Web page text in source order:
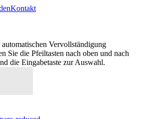
Kontakt
Vervollständigung
Sie die Pfeiltasten nach oben und nach
die Eingabetaste zur Auswahl.